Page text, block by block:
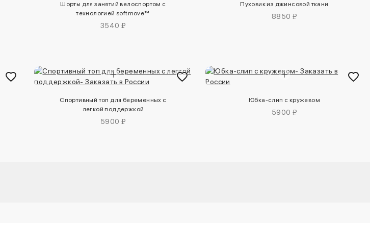
Шорты для занятий велоспортом с
технологией softmove™
3540 ₽
Пуховик из джинсовой ткани
8850 ₽
Спортивный топ для беременных с
легкой поддержкой
5900 ₽
Юбка-слип с кружевом
5900 ₽